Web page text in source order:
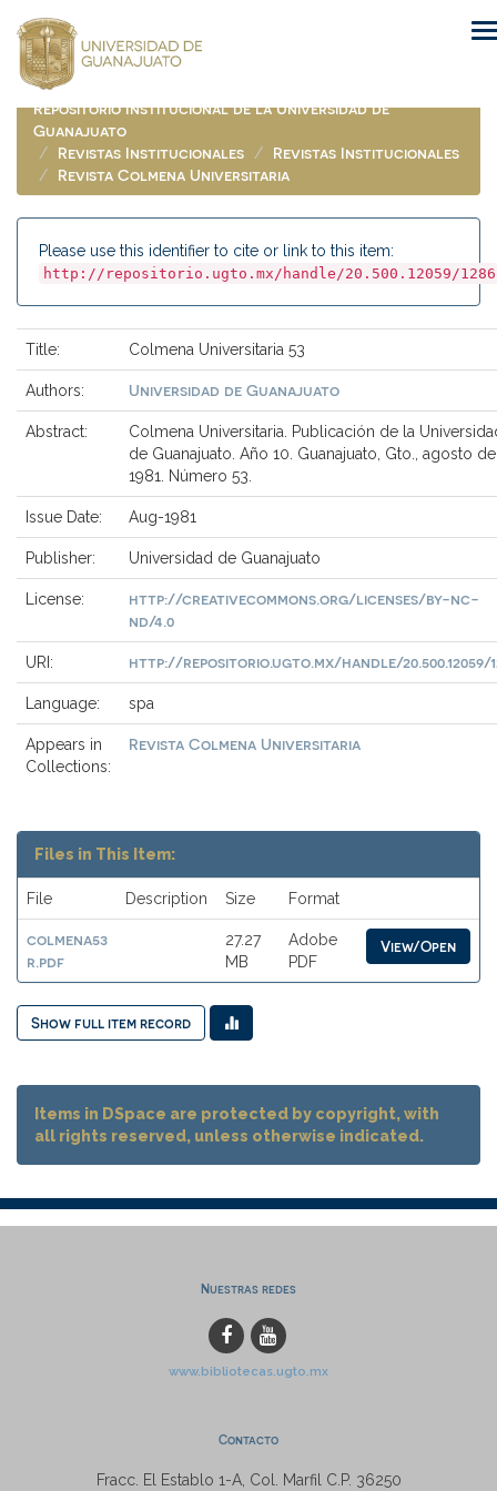
navigation
Repositorio Institucional de la Universidad de
Guanajuato
Revistas Institucionales
Revistas Institucionales
Revista Colmena Universitaria
Please use this identifier to cite or link to this item:
http://repositorio.ugto.mx/handle/20.500.12059/1286
Title: Colmena Universitaria 53
Authors: Universidad de Guanajuato
Abstract:
Colmena Universitaria. Publicación de la
de Guanajuato. Año 10. Guanajuato, Gto., agosto de
1981. Número 53.
Issue Date: Aug-1981
Publisher: Universidad de Guanajuato
License:
http://creativecommons.org/licenses/by-nc-
nd/4.0
URI: http://repositorio.ugto.mx/handle/20.500.12059/
Language: spa
Appears in
Collections:
Revista Colmena Universitaria
Files in This Item:
File Description Size Format
colmena53
r.pdf
27.27
MB
Adobe
PDF
View/Open
Show full item record
Items in DSpace are protected by copyright, with
all rights reserved, unless otherwise indicated.
Nuestras redes
www.bibliotecas.ugto.mx
Contacto
Fracc. El Establo 1-A, Col. Marfil C.P. 36250